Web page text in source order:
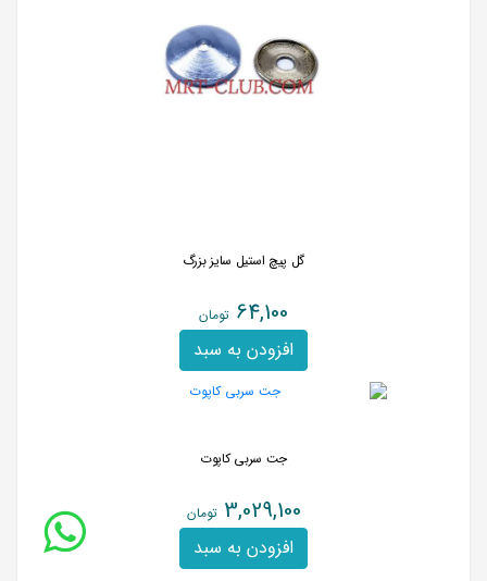
گل پیچ استیل سایز بزرگ
64,100 تومان
افزودن به سبد
جت سربی کاپوت
3,029,100 تومان
افزودن به سبد